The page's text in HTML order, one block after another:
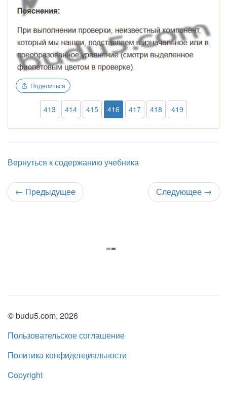
Поделиться
413 414 415 416 417 418 419
Вернуться к содержанию учебника
← Предыдущее Следующее →
© budu5.com, 2026
Пользовательское соглашение
Политика конфиденциальности
Copyright